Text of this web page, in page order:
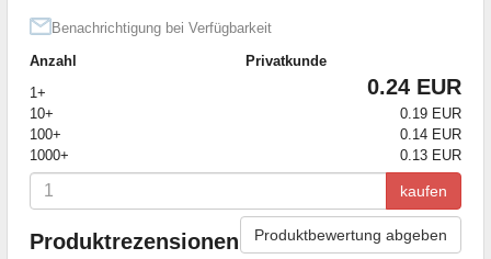
Benachrichtigung bei Verfügbarkeit
Anzahl
Privatkunde
1+
0.24 EUR
10+
0.19 EUR
100+
0.14 EUR
1000+
0.13 EUR
kaufen
Produktrezensionen Produktbewertung abgeben